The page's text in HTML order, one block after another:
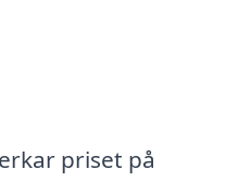
priset på